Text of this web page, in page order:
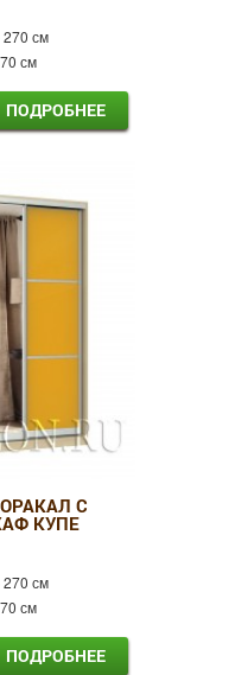
270 см
см
ПОДРОБНЕЕ
С
КУПЕ
270 см
см
ПОДРОБНЕЕ